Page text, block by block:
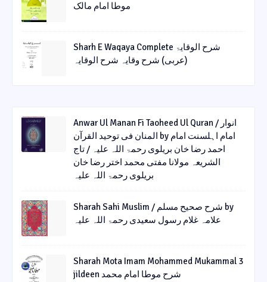
موطا امام مالک
Sharh E Waqaya Complete شرح الوقایۃ
(عربی) شرح وقایہ شرح الوقایہ
Anwar Ul Manan Fi Taoheed Ul Quran / انوار
المنان فی توحید القرآن by امام اہلسنت امام
احمد رضا خان بریلوی رحمۃ اللہ علیہ / تاج
الشریعہ مولانا مفتی محمد اختر رضا خان
بریلوی رحمۃ اللہ علیہ
Sharah Sahi Muslim / شرح صحیح مسلم by
علامہ غلام رسول سعیدی رحمۃ اللہ علیہ
Sharah Mota Imam Mohammed Mukammal 3
jildeen شرح موطا امام محمد